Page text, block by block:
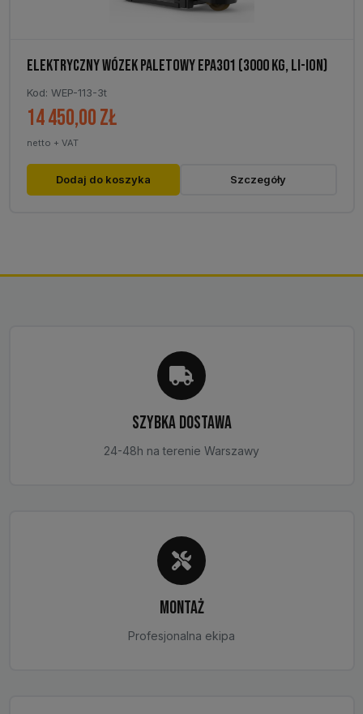
ELEKTRYCZNY WÓZEK PALETOWY EPA301 (3000 KG, LI-ION)
Kod: WEP-113-3t
14 450,00zł
netto + VAT
Dodaj do koszyka Szczegóły
SZYBKA DOSTAWA
24-48h na terenie Warszawy
MONTAŻ
Profesjonalna ekipa